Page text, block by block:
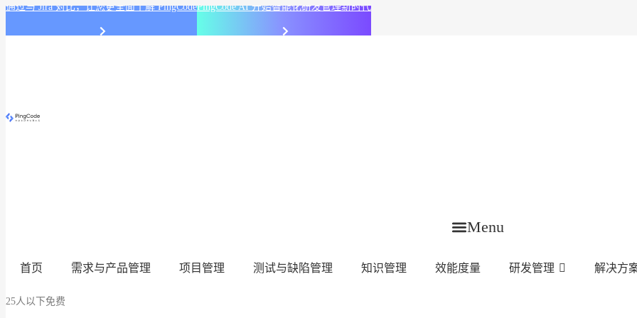
通过与 Jira 对比，让您更全面了解 PingCodePingCode AI 开始智能化研发管理新时代
Menu
首页 需求与产品管理 项目管理 测试与缺陷管理 知识管理 效能度量 研发管理 解决方
25人以下免费